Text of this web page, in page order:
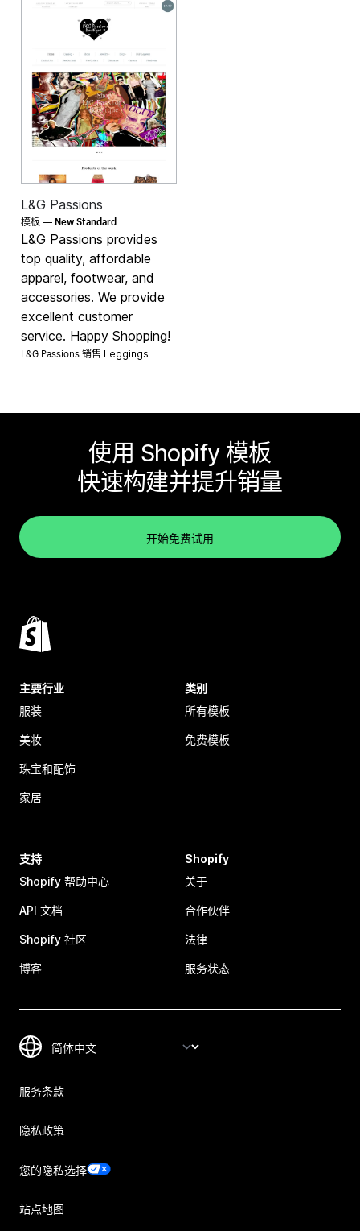
L&G Passions
模板 —New Standard
L&G Passions provides
top quality, affordable
apparel, footwear, and
accessories. We provide
excellent customer
service. Happy Shopping!
L&G Passions 销售 Leggings
使用 Shopify 模板
快速构建并提升销量
开始免费试用
主要行业
服装
美妆
珠宝和配饰
家居
类别
所有模板
免费模板
支持
Shopify 帮助中心
API 文档
Shopify 社区
博客
Shopify
关于
合作伙伴
法律
服务状态
服务条款
隐私政策
您的隐私选择
站点地图